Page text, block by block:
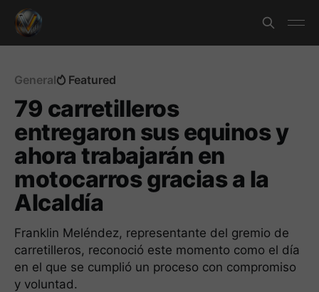
General Featured
79 carretilleros
entregaron sus equinos y
ahora trabajarán en
motocarros gracias a la
Alcaldía
Franklin Meléndez, representante del gremio de
carretilleros, reconoció este momento como el día
en el que se cumplió un proceso con compromiso
y voluntad.